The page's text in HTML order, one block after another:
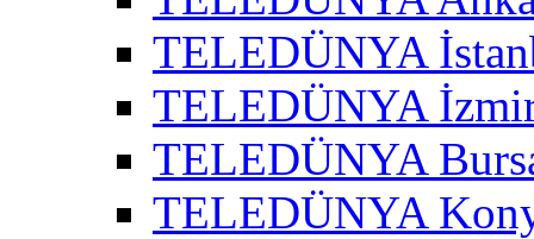
TELEDÜNYA
TELEDÜNYA
TELEDÜNYA
TELEDÜNYA